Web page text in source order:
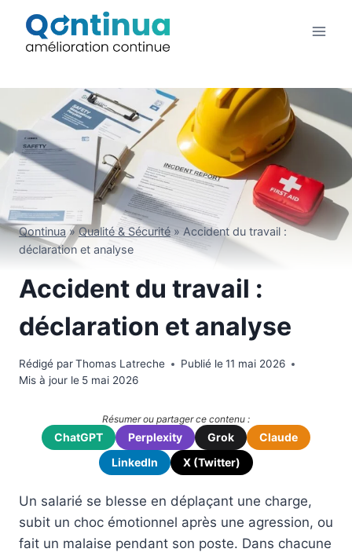
contenu
Qontinua» Qualité & Sécurité » Accident du travail :
déclaration et analyse
Accident du travail :
déclaration et analyse
Rédigé parThomas Latreche Publié le 11 mai 2026
Mis à jour le 5 mai 2026
Résumer ou partager ce contenu :
ChatGPT Perplexity Grok
Claude
LinkedIn
X (Twitter)
Un salarié se blesse en déplaçant une charge,
subit un choc émotionnel après une agression, ou
fait un malaise pendant son poste. Dans chacune